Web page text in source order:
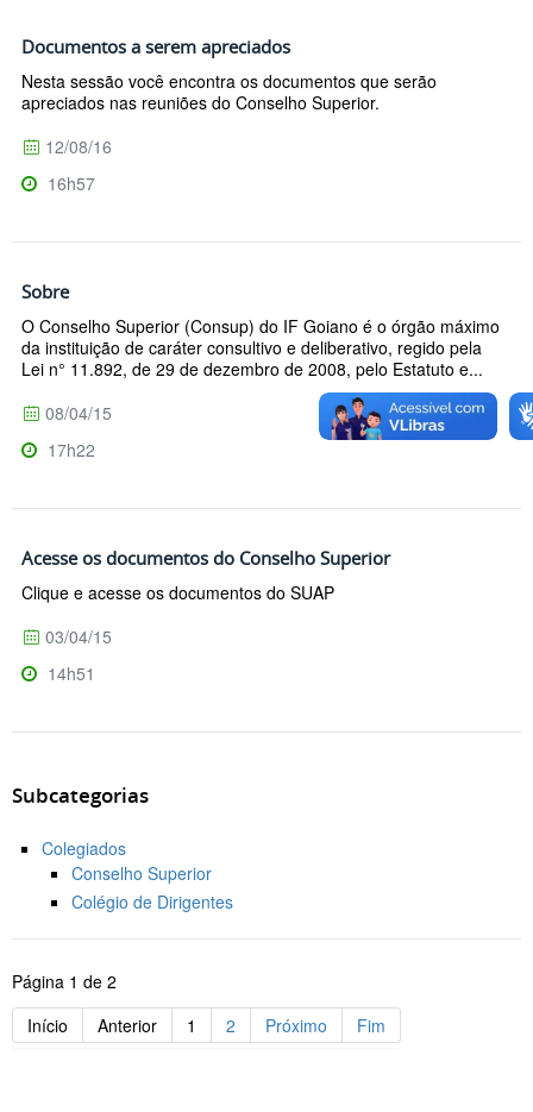
Documentos a serem apreciados
Nesta sessão você encontra os documentos que serão
apreciados nas reuniões do Conselho Superior.
12/08/16
16h57
Sobre
O Conselho Superior (Consup) do IF Goiano é o órgão máximo
da instituição de caráter consultivo e deliberativo, regido pela
Lei n° 11.892, de 29 de dezembro de 2008, pelo Estatuto e...
08/04/15
17h22
Acesse os documentos do Conselho Superior
Clique e acesse os documentos do SUAP
03/04/15
14h51
Subcategorias
Colegiados
Conselho Superior
Colégio de Dirigentes
Página 1 de 2
Início
Anterior 1 2 Próximo Fim